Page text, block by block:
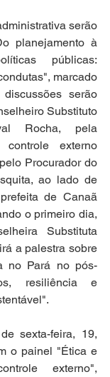
serão
planejamento à
públicas:
marcado
serão
Substituto
Rocha, pela
controle externo
Procurador do
ao lado de
de Canaã
o primeiro dia,
Substituta
a palestra sobre
no Pará no pós-
resiliência e
sexta-feira, 19,
o painel "Ética e
externo",